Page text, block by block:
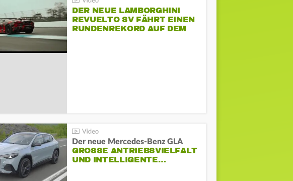
DER NEUE LAMBORGHINI
REVUELTO SV FÄHRT EINEN
RUNDENREKORD AUF DEM
Der neue Mercedes-Benz GLA
GROSSE ANTRIEBSVIELFALT U
ND INTELLIGENTE…